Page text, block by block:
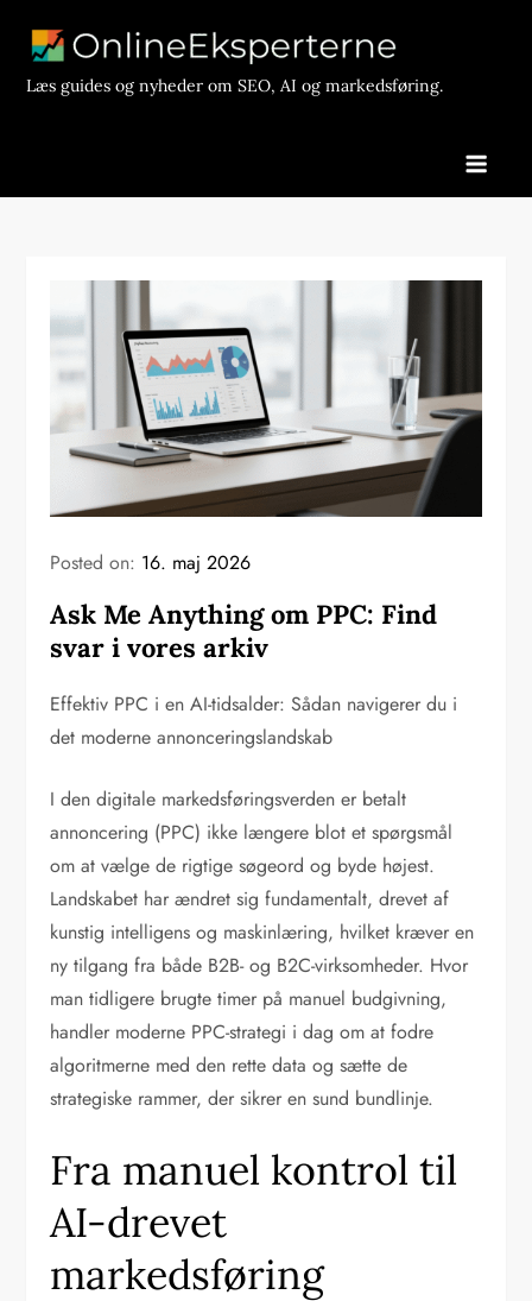
contentLæs guides og nyheder om SEO, AI og markedsføring.
Posted on: 16. maj 2026
Ask Me Anything om PPC: Find
svar i vores arkiv
Effektiv PPC i en AI-tidsalder: Sådan navigerer du i
det moderne annonceringslandskab
I den digitale markedsføringsverden er betalt
annoncering (PPC) ikke længere blot et spørgsmål
om at vælge de rigtige søgeord og byde højest.
Landskabet har ændret sig fundamentalt, drevet af
kunstig intelligens og maskinlæring, hvilket kræver en
ny tilgang fra både B2B- og B2C-virksomheder. Hvor
man tidligere brugte timer på manuel budgivning,
handler moderne PPC-strategi i dag om at fodre
algoritmerne med den rette data og sætte de
strategiske rammer, der sikrer en sund bundlinje.
Fra manuel kontrol til
AI-drevet
markedsføring